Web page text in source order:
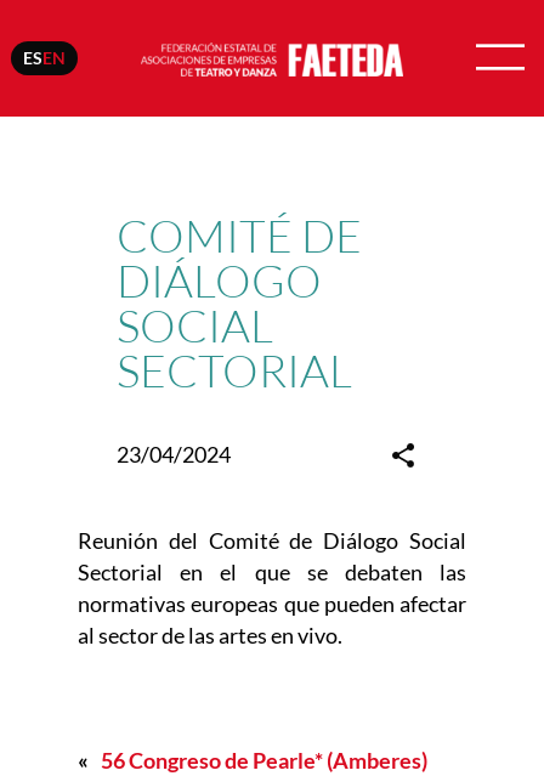
ESEN
Skip
COMITÉ DE
DIÁLOGO
SOCIAL
SECTORIAL
23/04/2024
Reunión del Comité de Diálogo Social
Sectorial en el que se debaten las
normativas europeas que pueden afectar
al sector de las artes en vivo.
« 56 Congreso de Pearle* (Amberes)